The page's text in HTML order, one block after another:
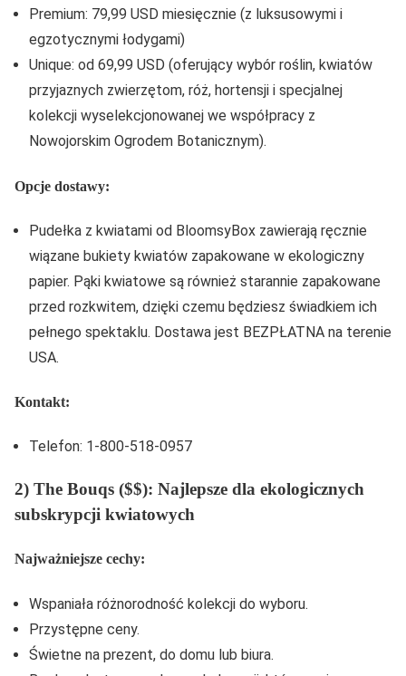
Premium: 79,99 USD miesięcznie (z luksusowymi i
egzotycznymi łodygami)
Unique: od 69,99 USD (oferujący wybór roślin, kwiatów
przyjaznych zwierzętom, róż, hortensji i specjalnej
kolekcji wyselekcjonowanej we współpracy z
Nowojorskim Ogrodem Botanicznym).
Opcje dostawy:
Pudełka z kwiatami od BloomsyBox zawierają ręcznie
wiązane bukiety kwiatów zapakowane w ekologiczny
papier. Pąki kwiatowe są również starannie zapakowane
przed rozkwitem, dzięki czemu będziesz świadkiem ich
pełnego spektaklu. Dostawa jest BEZPŁATNA na terenie
USA.
Kontakt:
Telefon: 1-800-518-0957
2) The Bouqs ($$): Najlepsze dla ekologicznych
subskrypcji kwiatowych
Najważniejsze cechy:
Wspaniała różnorodność kolekcji do wyboru.
Przystępne ceny.
Świetne na prezent, do domu lub biura.